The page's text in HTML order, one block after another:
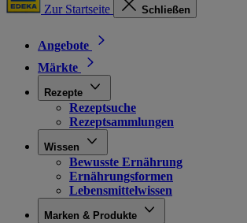
Zur Startseite Schließen
Angebote
Märkte
Rezepte
Rezeptsuche
Rezeptsammlungen
Wissen
Bewusste Ernährung
Ernährungsformen
Lebensmittelwissen
Marken & Produkte